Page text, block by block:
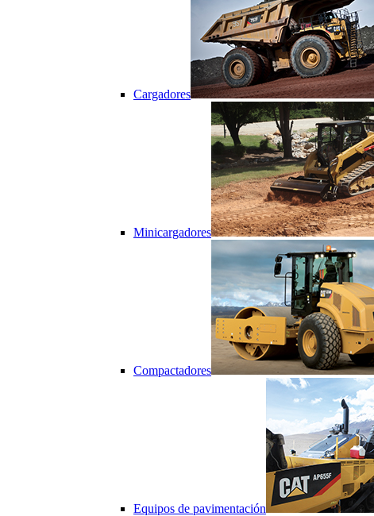
Cargadores
Minicargadores
Compactadores
Equipos de pavimentación